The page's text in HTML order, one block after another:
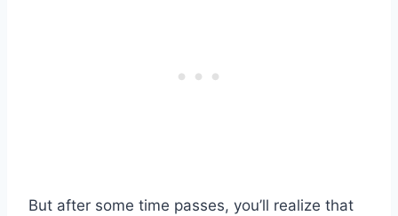
But after some time passes, you’ll realize that